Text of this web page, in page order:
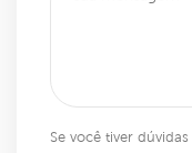
Se você tiver